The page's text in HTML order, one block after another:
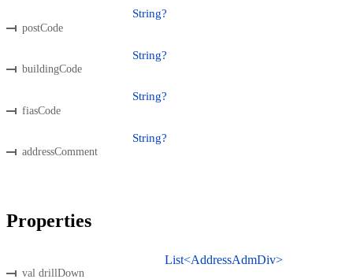
postCode
String?
buildingCode
String?
fiasCode
String?
addressComment
String?
Properties
val drillDown
List<AddressAdmDiv>